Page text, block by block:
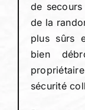
de
de la
plus sûrs
bien
sécurité